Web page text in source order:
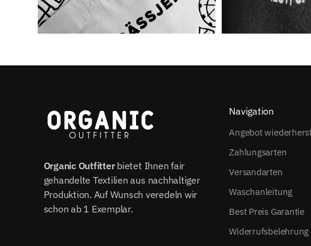
Organic Outfitterbietet Ihnen fair
gehandelte Textilien aus nachhaltiger
Produktion. Auf Wunsch veredeln wir
schon ab 1 Exemplar.
Navigation
Angebot
Zahlungsarten
Versandarten
Waschanleitung
Best Preis Garantie